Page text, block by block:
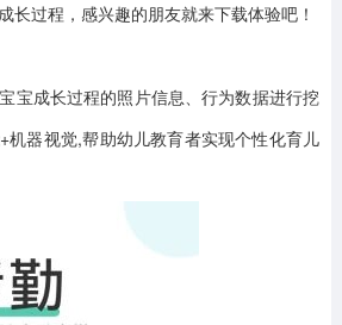
长过程，感兴趣的朋友就来下载体验吧！
宝成长过程的照片信息、行为数据进行挖
机器视觉,帮助幼儿教育者实现个性化育儿